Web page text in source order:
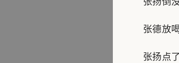
张德放喝
张扬点了